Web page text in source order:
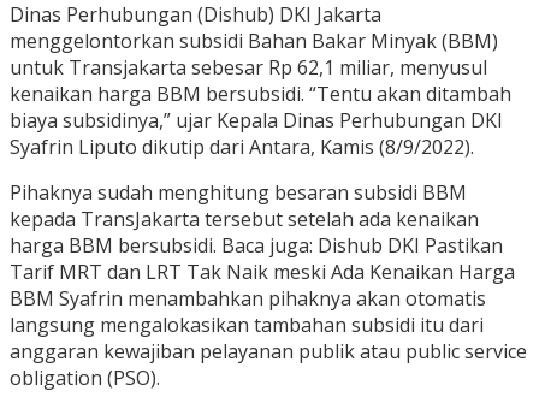
Dinas Perhubungan (Dishub) DKI Jakarta
menggelontorkan subsidi Bahan Bakar Minyak (BBM)
untuk Transjakarta sebesar Rp 62,1 miliar, menyusul
kenaikan harga BBM bersubsidi. “Tentu akan ditambah
biaya subsidinya,” ujar Kepala Dinas Perhubungan DKI
Syafrin Liputo dikutip dari Antara, Kamis (8/9/2022).
Pihaknya sudah menghitung besaran subsidi BBM
kepada TransJakarta tersebut setelah ada kenaikan
harga BBM bersubsidi. Baca juga: Dishub DKI Pastikan
Tarif MRT dan LRT Tak Naik meski Ada Kenaikan Harga
BBM Syafrin menambahkan pihaknya akan otomatis
langsung mengalokasikan tambahan subsidi itu dari
anggaran kewajiban pelayanan publik atau public service
obligation (PSO).